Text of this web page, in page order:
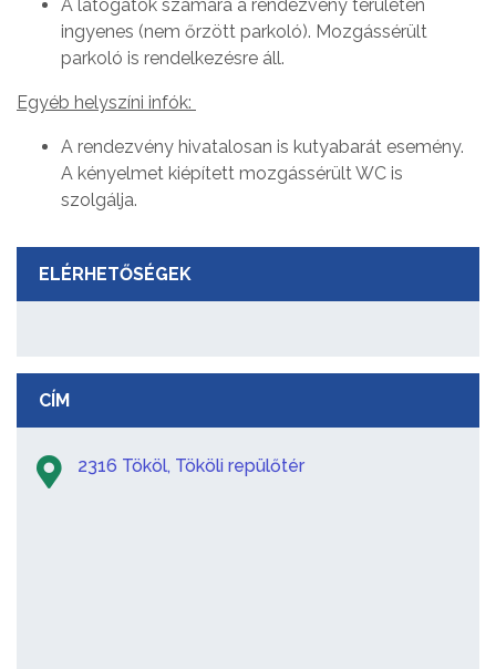
A látogatók számára a rendezvény területén
ingyenes (nem őrzött parkoló). Mozgássérült
parkoló is rendelkezésre áll.
Egyéb helyszíni infók:
A rendezvény hivatalosan is kutyabarát esemény.
A kényelmet kiépített mozgássérült WC is
szolgálja.
ELÉRHETŐSÉGEK
CÍM
2316 Tököl, Tököli repülőtér